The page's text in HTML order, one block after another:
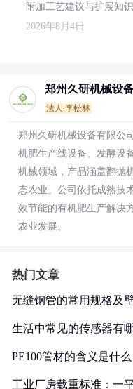
附加工艺建议与扩展知识
2026年8月4日
郑州久研机械设
法人:李松林
郑州久研机械设备有限公
机肥生产线设备、发酵设
机械领域，产品涵盖翻抛
态农业。公司依托成熟技
效节能的有机肥生产解决
农业发展。
热门文章
无缝钢管的常用规格及
生活中常见的传感器有
PE100管材的含义是什么
工业厂房载重标准：一